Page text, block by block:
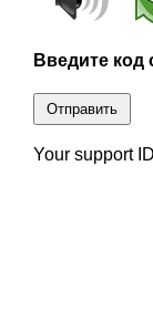
Введите код
Отправить
Your support